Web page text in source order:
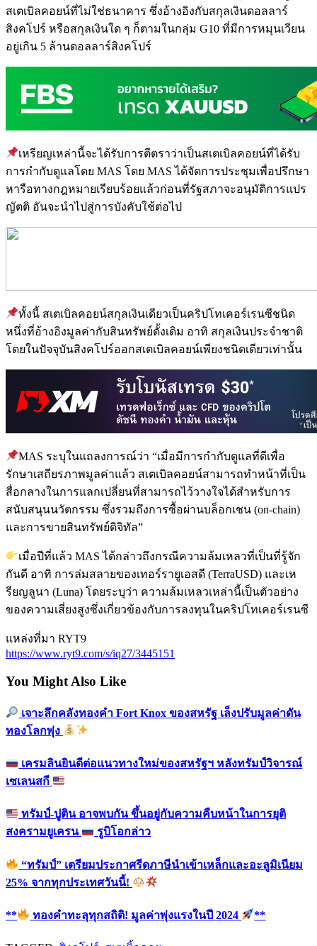
สเตเบิลคอยน์ที่ไม่ใช่ธนาคาร ซึ่งอ้างอิงกับสกุลเงินดอลลาร์
สิงคโปร์ หรือสกุลเงินใด ๆ ก็ตามในกลุ่ม G10 ที่มีการหมุนเวียน
อยู่เกิน 5 ล้านดอลลาร์สิงคโปร์
เหรียญเหล่านี้จะได้รับการตีตราว่าเป็นสเตเบิลคอยน์ที่ได้รับ
การกำกับดูแลโดย MAS โดย MAS ได้จัดการประชุมเพื่อปรึกษา
หารือทางกฎหมายเรียบร้อยแล้วก่อนที่รัฐสภาจะอนุมัติการแปร
ญัตติ อันจะนำไปสู่การบังคับใช้ต่อไป
ทั้งนี้ สเตเบิลคอยน์สกุลเงินเดียวเป็นคริปโทเคอร์เรนซีชนิด
หนึ่งที่อ้างอิงมูลค่ากับสินทรัพย์ดั้งเดิม อาทิ สกุลเงินประจำชาติ
โดยในปัจจุบันสิงคโปร์ออกสเตเบิลคอยน์เพียงชนิดเดียวเท่านั้น
MAS ระบุในแถลงการณ์ว่า “เมื่อมีการกำกับดูแลที่ดีเพื่อ
รักษาเสถียรภาพมูลค่าแล้ว สเตเบิลคอยน์สามารถทำหน้าที่เป็น
สื่อกลางในการแลกเปลี่ยนที่สามารถไว้วางใจได้สำหรับการ
สนับสนุนนวัตกรรม ซึ่งรวมถึงการซื้อผ่านบล็อกเชน (on-chain)
และการขายสินทรัพย์ดิจิทัล”
เมื่อปีที่แล้ว MAS ได้กล่าวถึงกรณีความล้มเหลวที่เป็นที่รู้จัก
กันดี อาทิ การล่มสลายของเทอร์รายูเอสดี (TerraUSD) และเห
รียญลูนา (Luna) โดยระบุว่า ความล้มเหลวเหล่านี้เป็นตัวอย่าง
ของความเสี่ยงสูงซึ่งเกี่ยวข้องกับการลงทุนในคริปโทเคอร์เรนซี
แหล่งที่มา RYT9
https://www.ryt9.com/s/iq27/3445151
You Might Also Like
เจาะลึกคลังทองคำ Fort Knox ของสหรัฐ เล็งปรับมูลค่าดัน
ทองโลกพุ่ง
เครมลินยินดีต่อแนวทางใหม่ของสหรัฐฯ หลังทรัมป์วิจารณ์
เซเลนสกี
ทรัมป์-ปูติน อาจพบกัน ขึ้นอยู่กับความคืบหน้าในการยุติ
สงครามยูเครน
รูบิโอกล่าว
“ทรัมป์” เตรียมประกาศรีดภาษีนำเข้าเหล็กและอะลูมิเนียม
25% จากทุกประเทศวันนี้!
** ทองคำทะลุทุกสถิติ! มูลค่าพุ่งแรงในปี 2024 **